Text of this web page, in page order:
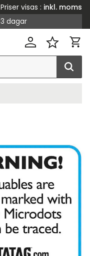
Priser visas
inkl. moms
dagar